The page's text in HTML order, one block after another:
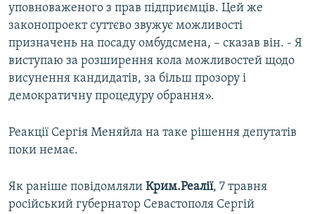
уповноваженого з прав підприємців. Цей же
законопроект суттєво звужує можливості
призначень на посаду омбудсмена, – сказав він. - Я
виступаю за розширення кола можливостей щодо
висунення кандидатів, за більш прозору і
демократичну процедуру обрання».
Реакції Сергія Меняйла на таке рішення депутатів
поки немає.
Як раніше повідомляли Крим.Реалії, 7 травня
російський губернатор Севастополя Сергій